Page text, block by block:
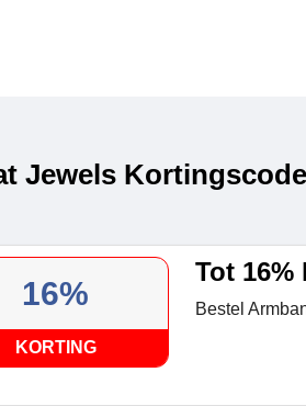
Jewels
16%
KORTING
Tot
Bestel